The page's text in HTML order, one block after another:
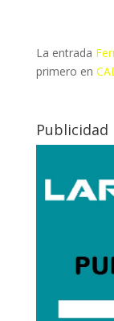
La entrada
primero en
Publicidad